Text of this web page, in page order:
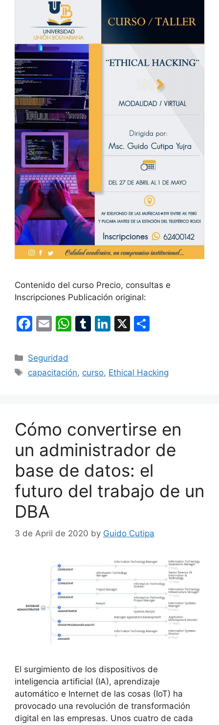
Contenido del curso Precio, consultas e
Inscripciones Publicación original:
F
c
e
o
k
E
ai
l
W
s
T
bl
Li
e
X
e
Categories
Seguridad
Tags
capacitación, curso, Ethical Hacking
Cómo convertirse en
un administrador de
base de datos: el
futuro del trabajo de un
DBA
3 de April de 2020 by Guido Cutipa
El surgimiento de los dispositivos de
inteligencia artificial (IA), aprendizaje
automático e Internet de las cosas (IoT) ha
provocado una revolución de transformación
digital en las empresas. Unos cuatro de cada